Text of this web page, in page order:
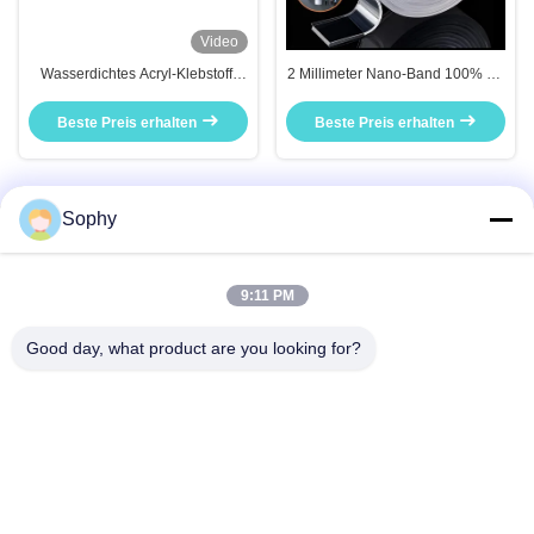
Video
Wasserdichtes Acryl-Klebstoff-
Wärmebeständigkeit für
Anwendungen auf See und auf
Beste Preis erhalten
2 Millimeter Nano-Band 100% PP
Beste Preis erhalten
Schneller Kontakt
Industriezone Fulu, Bezirk Shunde, Stadt Foshan, Provinz
Sophy
9:11 PM
Good day, what product are you looking for?